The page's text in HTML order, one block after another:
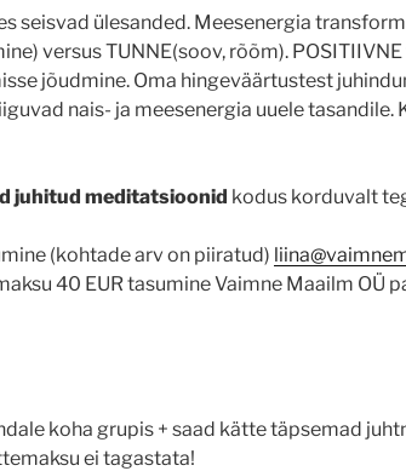
seisvad ülesanded. Meesenergia
versus TUNNE(soov, rõõm). POSITIIVNE
jõudmine. Oma hingeväärtustest
nais- ja meesenergia uuele tasandile.
juhitud meditatsioonid kodus korduvalt
(kohtade arv on piiratud)
40 EUR tasumine Vaimne Maailm OÜ
koha grupis + saad kätte täpsemad
ei tagastata!